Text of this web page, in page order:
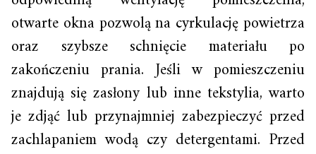
otwarte okna pozwolą na cyrkulację powietrza
oraz szybsze schnięcie materiału po
zakończeniu prania. Jeśli w pomieszczeniu
znajdują się zasłony lub inne tekstylia, warto
je zdjąć lub przynajmniej zabezpieczyć przed
zachlapaniem wodą czy detergentami. Przed